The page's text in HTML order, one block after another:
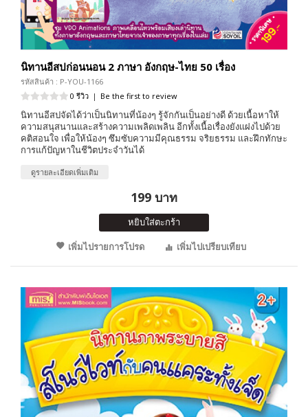
นิทานอีสปก่อนนอน 2 ภาษา อังกฤษ-ไทย 50 เรื่อง
รหัสสินค้า : P-YOU-1166
0 รีวิว | Be the first to review
นิทานอีสปจัดได้ว่าเป็นนิทานที่น้องๆ รู้จักกันเป็นอย่างดี ด้วยเนื้อหาให้
ความสนุสนานและสร้างความเพลิดเพลิน อีกทั้งเนื้อเรื่องยังแฝงไปด้วย
คติสอนใจ เพื่อให้น้องๆ ซึมซับความมีคุณธรรม จริยธรรม และฝึกทักษะ
การแก้ปัญหาในชีวิตประจำวันได้
ดูรายละเอียดเพิ่มเติม
199 บาท
หยิบใส่ตะกร้า
เพิ่มไปรายการโปรด
เพิ่มไปเปรียบเทียบ